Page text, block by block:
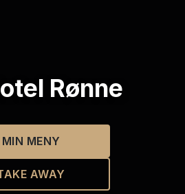
Rønne
MIN MENY
AWAY